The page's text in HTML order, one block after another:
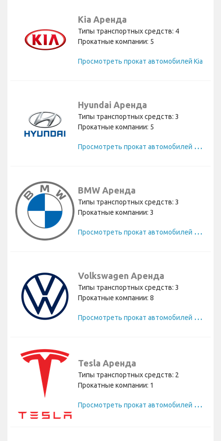
Kia Аренда
Типы транспортных средств: 4
Прокатные компании: 5
Просмотреть прокат автомобилей Kia
Hyundai Аренда
Типы транспортных средств: 3
Прокатные компании: 5
П
росмотреть прокат автомобилей Hyundai
BMW Аренда
Типы транспортных средств: 3
Прокатные компании: 3
П
росмотреть прокат автомобилей BMW
Volkswagen Аренда
Типы транспортных средств: 3
Прокатные компании: 8
П
росмотреть прокат автомобилей Volkswagen
Tesla Аренда
Типы транспортных средств: 2
Прокатные компании: 1
П
росмотреть прокат автомобилей Tesla